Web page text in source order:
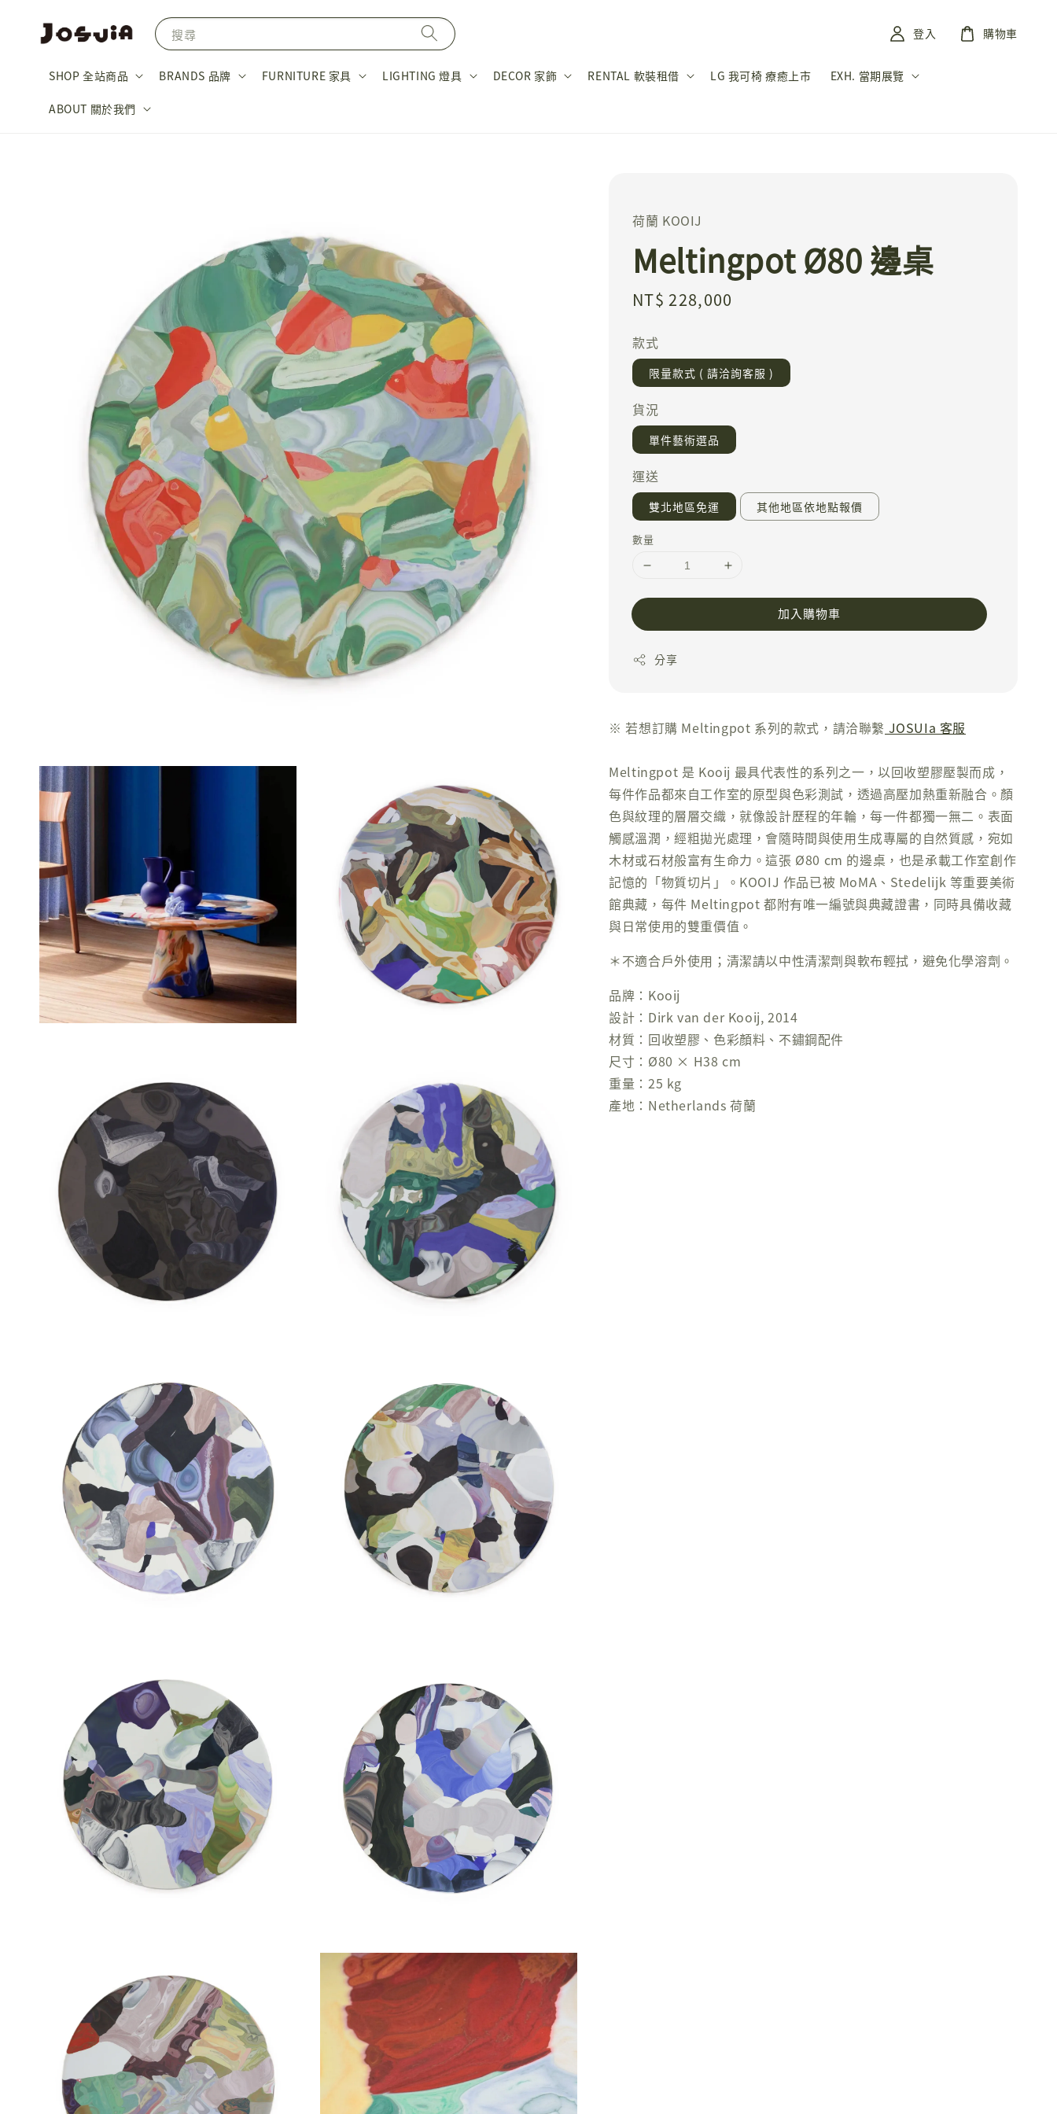
搜尋
SHOP 全站商品 BRANDS 品牌 FURNITURE 家具 LIGHTING 燈具 DECOR 家飾 RENTAL 軟裝租借 LG 我可椅 療癒上市 EXH. 當期展覽
ABOUT 關於我們
登入 購物車
荷蘭 KOOIJ
Meltingpot Ø80 邊桌
Regular
NT$ 228,000
款式
限量款式 ( 請洽詢客服 )
貨況
單件藝術選品
運送
雙北地區免運 其他地區依地點報價
數量
加入購物車
分享
※ 若想訂購 Meltingpot 系列的款式，請洽聯繫 JOSUIa 客服
Meltingpot 是 Kooij 最具代表性的系列之一，以回收塑膠壓製而成，
每件作品都來自工作室的原型與色彩測試，透過高壓加熱重新融合。顏
色與紋理的層層交織，就像設計歷程的年輪，每一件都獨一無二。表面
觸感溫潤，經粗拋光處理，會隨時間與使用生成專屬的自然質感，宛如
木材或石材般富有生命力。這張 Ø80 cm 的邊桌，也是承載工作室創作
記憶的「物質切片」。KOOIJ 作品已被 MoMA、Stedelijk 等重要美術
館典藏，每件 Meltingpot 都附有唯一編號與典藏證書，同時具備收藏
與日常使用的雙重價值。
＊不適合戶外使用；清潔請以中性清潔劑與軟布輕拭，避免化學溶劑。
品牌：Kooij
設計：Dirk van der Kooij, 2014
材質：回收塑膠、色彩顏料、不鏽鋼配件
尺寸：Ø80 × H38 cm
重量：25 kg
產地：Netherlands 荷蘭